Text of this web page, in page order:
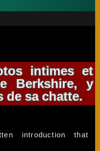
intimes et
Berkshire, y
de sa chatte.
introduction that